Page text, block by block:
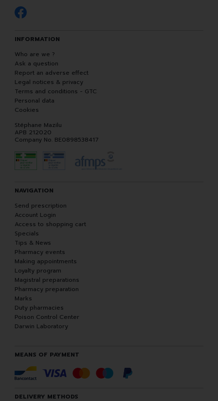
INFORMATION
Who are we ?
Ask a question
Report an adverse effect
Legal notices & privacy
Terms and conditions - GTC
Personal data
Cookies
Stéphane Mazilu
APB 212020
Company No. BE0898538417
NAVIGATION
Send prescription
Account Login
Access to shopping cart
Specials
Tips & News
Pharmacy events
Making appointments
Loyalty program
Magistral preparations
Pharmacy preparation
Marks
Duty pharmacies
Poison Control Center
Darwin Laboratory
MEANS OF PAYMENT
DELIVERY METHODS